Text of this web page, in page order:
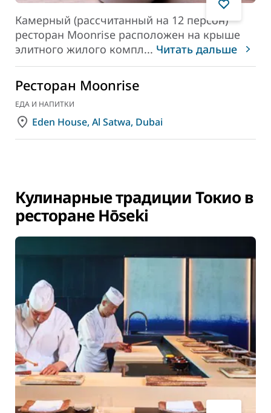
Камерный (рассчитанный на 12 персон)
ресторан Moonrise расположен на крыше
элитного жилого компл... Читать дальше
Ресторан Moonrise
ЕДА И НАПИТКИ
Eden House, Al Satwa, Dubai
Кулинарные традиции Токио в
ресторане Hōseki